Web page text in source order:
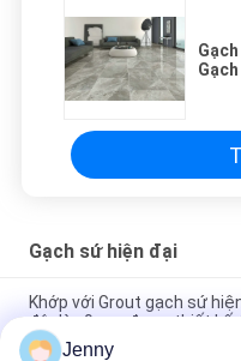
Gạch sứ hiện đại
Khớp với Grout gạch sứ
độ dày 9mm được thiết kế
hiện đạiJenny